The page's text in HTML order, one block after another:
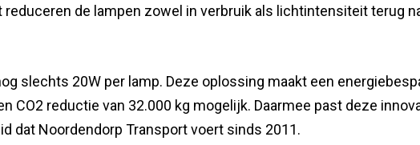
de lampen zowel in verbruik als lichtintensiteit terug
slechts 20W per lamp. Deze oplossing maakt een
CO2 reductie van 32.000 kg mogelijk. Daarmee past deze
dat Noordendorp Transport voert sinds 2011.